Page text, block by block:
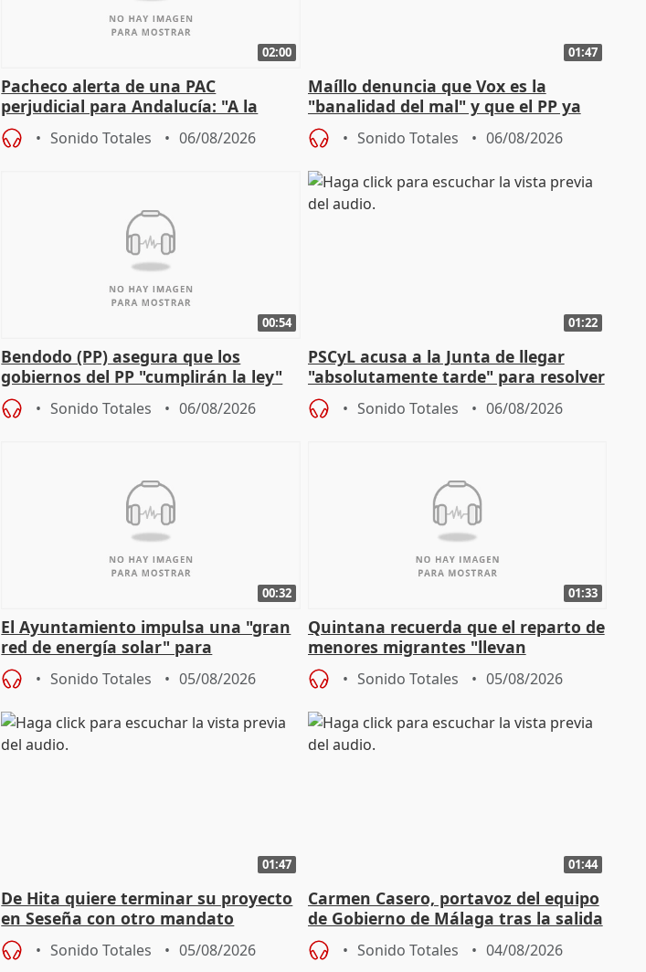
02:00
Pacheco alerta de una PAC
perjudicial para Andalucía: "A la
agricultura hay que protegerla"
Sonido Totales 06/08/2026
01:47
Maíllo denuncia que Vox es la
"banalidad del mal" y que el PP ya
asume todas sus tesis
Sonido Totales 06/08/2026
00:54
Bendodo (PP) asegura que los
gobiernos del PP "cumplirán la ley"
sobre los menores migrantes
Sonido Totales 06/08/2026
01:22
PSCyL acusa a la Junta de llegar
"absolutamente tarde" para resolver
problemas como Newcastle
Sonido Totales 06/08/2026
00:32
El Ayuntamiento impulsa una "gran
red de energía solar" para
autoconsumo
Sonido Totales 05/08/2026
01:33
Quintana recuerda que el reparto de
menores migrantes "llevan
aportación del Gobierno" central
Sonido Totales 05/08/2026
01:47
De Hita quiere terminar su proyecto
en Seseña con otro mandato
Sonido Totales 05/08/2026
01:44
Carmen Casero, portavoz del equipo
de Gobierno de Málaga tras la salida
de Pérez de Siles
Sonido Totales 04/08/2026